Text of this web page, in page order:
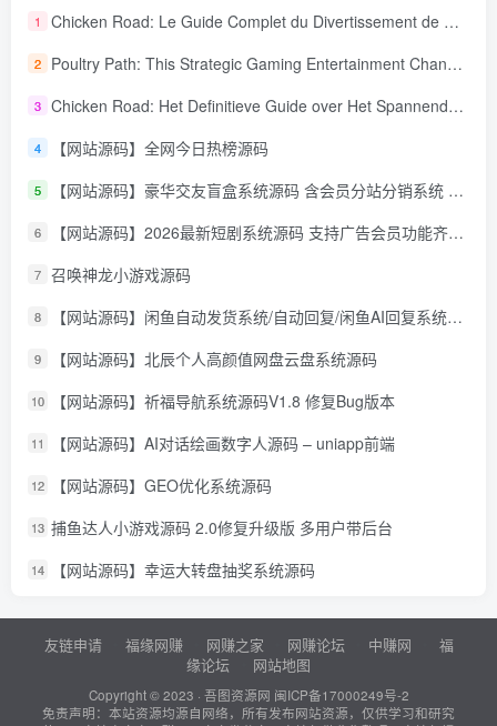
1 Chicken Road: Le Guide Complet du Divertissement de Maison de Jeu Stratégique
2 Poultry Path: This Strategic Gaming Entertainment Changing Sequence Forecasting
3 Chicken Road: Het Definitieve Guide over Het Spannende Gokspel
4 【网站源码】全网今日热榜源码
5 【网站源码】豪华交友盲盒系统源码 含会员分站分销系统 可易支付
6 【网站源码】2026最新短剧系统源码 支持广告会员功能齐全短剧源码
7 召唤神龙小游戏源码
8 【网站源码】闲鱼自动发货系统/自动回复/闲鱼AI回复系统源码
9 【网站源码】北辰个人高颜值网盘云盘系统源码
10 【网站源码】祈福导航系统源码V1.8 修复Bug版本
11 【网站源码】AI对话绘画数字人源码 – uniapp前端
12 【网站源码】GEO优化系统源码
13 捕鱼达人小游戏源码 2.0修复升级版 多用户带后台
14 【网站源码】幸运大转盘抽奖系统源码
友链申请 福缘网赚 网赚之家 网赚论坛 中赚网
福
缘论坛
网站地图
Copyright © 2023 · 吾图资源网 闽ICP备17000249号-2
免责声明：本站资源均源自网络，所有发布网站资源，仅供学习和研究